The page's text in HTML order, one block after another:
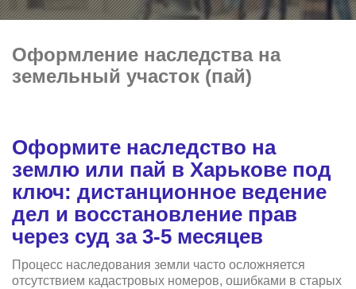
Оформление наследства на
земельный участок (пай)
Оформите наследство на
землю или пай в Харькове под
ключ: дистанционное ведение
дел и восстановление прав
через суд за 3-5 месяцев
Процесс наследования земли часто осложняется
отсутствием кадастровых номеров, ошибками в старых